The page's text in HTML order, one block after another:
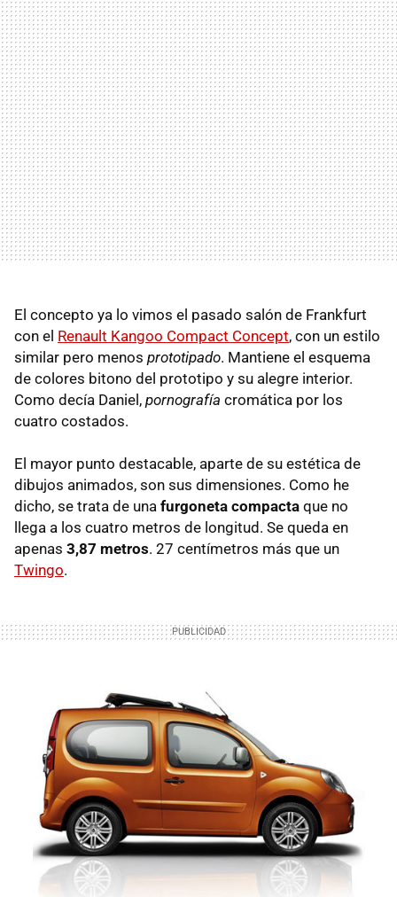
El concepto ya lo vimos el pasado salón de Frankfurt
con el Renault Kangoo Compact Concept, con un estilo
similar pero menos prototipado. Mantiene el esquema
de colores bitono del prototipo y su alegre interior.
Como decía Daniel, pornografía cromática por los
cuatro costados.
El mayor punto destacable, aparte de su estética de
dibujos animados, son sus dimensiones. Como he
dicho, se trata de una furgoneta compacta que no
llega a los cuatro metros de longitud. Se queda en
apenas 3,87 metros. 27 centímetros más que un
Twingo.